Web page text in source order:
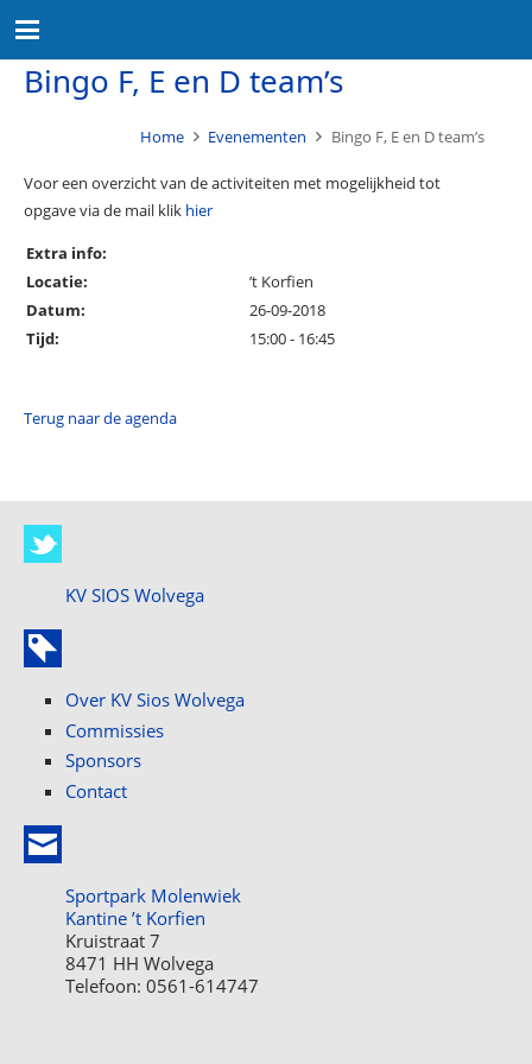
Bingo F, E en D team’s
Home Evenementen Bingo F, E en D team’s
Voor een overzicht van de activiteiten met mogelijkheid tot
opgave via de mail klik hier
Extra info:
Locatie:
’t Korfien
Datum:
26-09-2018
Tijd:
15:00 - 16:45
Terug naar de agenda
KV SIOS Wolvega
Over KV Sios Wolvega
Commissies
Sponsors
Contact
Sportpark Molenwiek
Kantine ’t Korfien
Kruistraat 7
8471 HH Wolvega
Telefoon: 0561-614747